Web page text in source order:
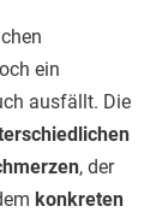
ein
ausfällt. Die
, der
konkreten